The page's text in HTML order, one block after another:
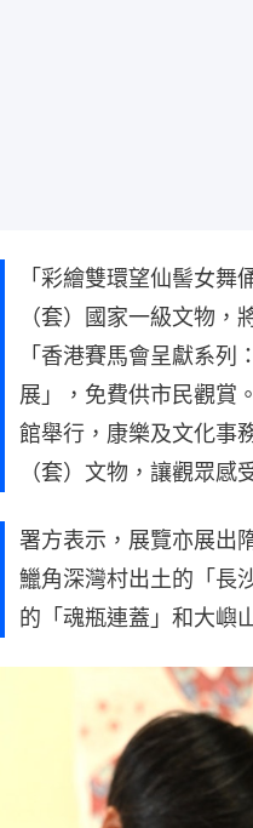
「彩繪雙環望仙髻女舞
（套）國家一級文物
「香港賽馬會呈獻系
展」，免費供市民觀賞
館舉行，康樂及文化事
（套）文物，讓觀眾感
署方表示，展覽亦展出
鱲角深灣村出土的「長
的「魂瓶連蓋」和大嶼